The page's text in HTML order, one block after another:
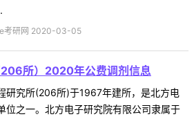
考研网 2020-03-05
所）2020年公费调剂信息
研究所(206所)于1967年建所，是北方电
位之一。北方电子研究院有限公司隶属于